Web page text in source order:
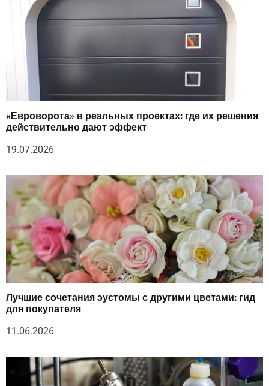
«Евроворота» в реальных проектах: где их решения
действительно дают эффект
19.07.2026
Лучшие сочетания эустомы с другими цветами: гид
для покупателя
11.06.2026